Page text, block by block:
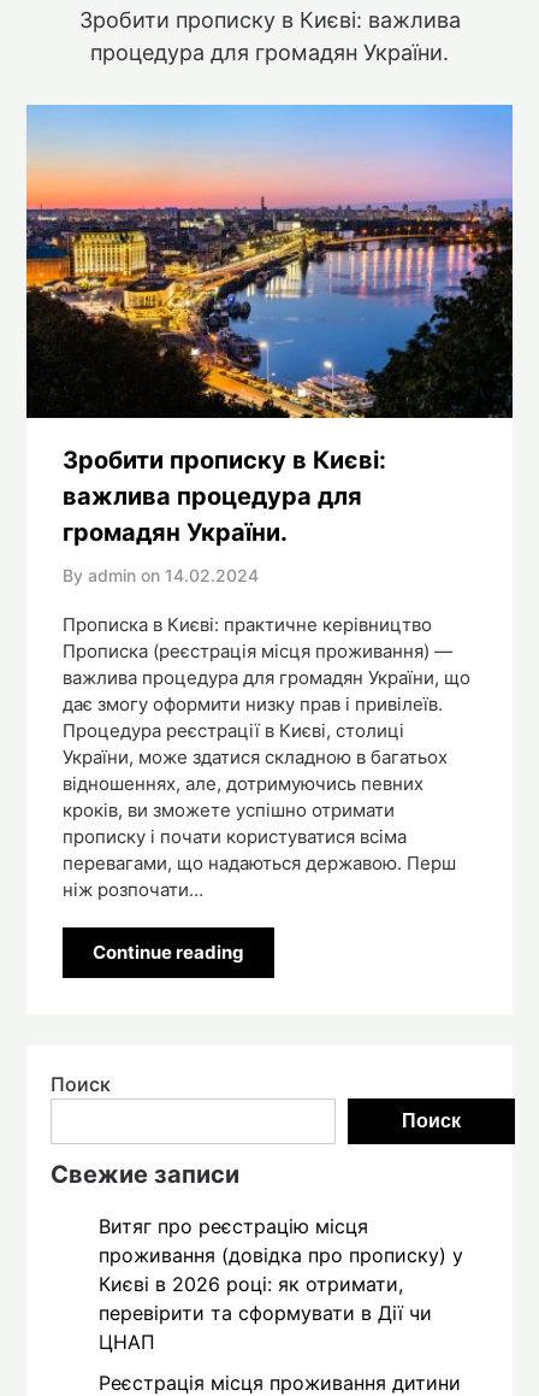
Зробити прописку в Києві: важлива
процедура для громадян України.
Зробити прописку в Києві:
важлива процедура для
громадян України.
By admin on 14.02.2024
Прописка в Києві: практичне керівництво
Прописка (реєстрація місця проживання) —
важлива процедура для громадян України, що
дає змогу оформити низку прав і привілеїв.
Процедура реєстрації в Києві, столиці
України, може здатися складною в багатьох
відношеннях, але, дотримуючись певних
кроків, ви зможете успішно отримати
прописку і почати користуватися всіма
перевагами, що надаються державою. Перш
ніж розпочати…
Continue reading
Поиск
Поиск
Свежие записи
Витяг про реєстрацію місця
проживання (довідка про прописку) у
Києві в 2026 році: як отримати,
перевірити та сформувати в Дії чи
ЦНАП
Реєстрація місця проживання дитини